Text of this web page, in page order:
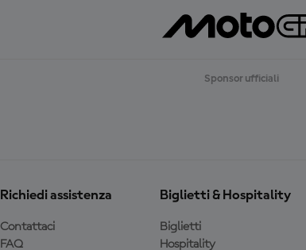
Sponsor ufficiali
Richiedi assistenza
Contattaci
FAQ
Biglietti & Hospitality
Biglietti
Hospitality